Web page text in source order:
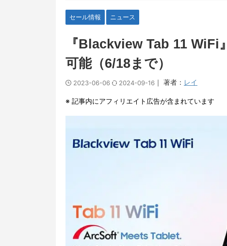
セール情報 ニュース
『Blackview Tab 11 WiFi
可能（6/18まで）
2023-06-06 2024-09-16 ｜ 著者： レイ
※ 記事内にアフィリエイト広告が含まれています